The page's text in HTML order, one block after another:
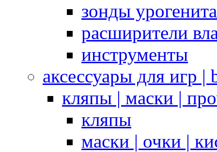
зонды
расширители
инструменты
аксессуары для игр |
кляпы | маски |
кляпы
маски | очки |